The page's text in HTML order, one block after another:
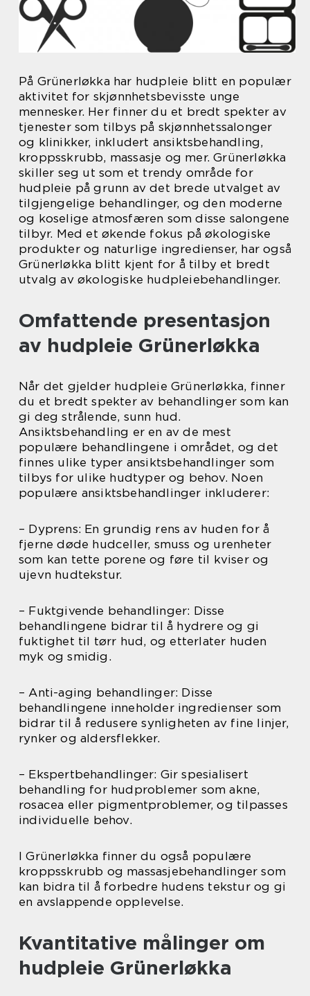
På Grünerløkka har hudpleie blitt en populær
aktivitet for skjønnhetsbevisste unge
mennesker. Her finner du et bredt spekter av
tjenester som tilbys på skjønnhetssalonger
og klinikker, inkludert ansiktsbehandling,
kroppsskrubb, massasje og mer. Grünerløkka
skiller seg ut som et trendy område for
hudpleie på grunn av det brede utvalget av
tilgjengelige behandlinger, og den moderne
og koselige atmosfæren som disse salongene
tilbyr. Med et økende fokus på økologiske
produkter og naturlige ingredienser, har også
Grünerløkka blitt kjent for å tilby et bredt
utvalg av økologiske hudpleiebehandlinger.
Omfattende presentasjon
av hudpleie Grünerløkka
Når det gjelder hudpleie Grünerløkka, finner
du et bredt spekter av behandlinger som kan
gi deg strålende, sunn hud.
Ansiktsbehandling er en av de mest
populære behandlingene i området, og det
finnes ulike typer ansiktsbehandlinger som
tilbys for ulike hudtyper og behov. Noen
populære ansiktsbehandlinger inkluderer:
– Dyprens: En grundig rens av huden for å
fjerne døde hudceller, smuss og urenheter
som kan tette porene og føre til kviser og
ujevn hudtekstur.
– Fuktgivende behandlinger: Disse
behandlingene bidrar til å hydrere og gi
fuktighet til tørr hud, og etterlater huden
myk og smidig.
– Anti-aging behandlinger: Disse
behandlingene inneholder ingredienser som
bidrar til å redusere synligheten av fine linjer,
rynker og aldersflekker.
– Ekspertbehandlinger: Gir spesialisert
behandling for hudproblemer som akne,
rosacea eller pigmentproblemer, og tilpasses
individuelle behov.
I Grünerløkka finner du også populære
kroppsskrubb og massasjebehandlinger som
kan bidra til å forbedre hudens tekstur og gi
en avslappende opplevelse.
Kvantitative målinger om
hudpleie Grünerløkka